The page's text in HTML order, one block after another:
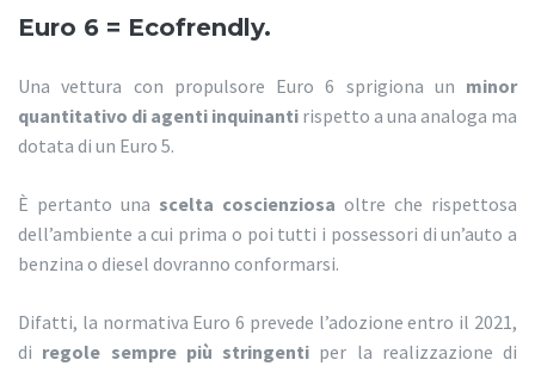
Euro 6 = Ecofrendly.
Una vettura con propulsore Euro 6 sprigiona un minor
quantitativo di agenti inquinanti rispetto a una analoga ma
dotata di un Euro 5.
È pertanto una scelta coscienziosa oltre che rispettosa
dell’ambiente a cui prima o poi tutti i possessori di un’auto a
benzina o diesel dovranno conformarsi.
Difatti, la normativa Euro 6 prevede l’adozione entro il 2021,
di regole sempre più stringenti per la realizzazione di